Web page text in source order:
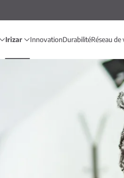
Irizar InnovationDurabilitéRéseau de